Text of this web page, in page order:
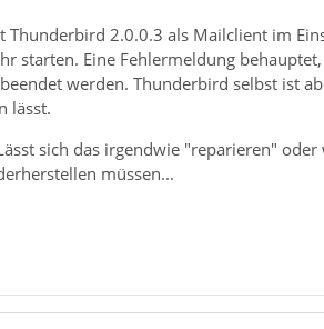
2.0.0.3 als Mailclient im
starten. Eine Fehlermeldung
werden. Thunderbird selbst ist
lässt.
sich das irgendwie "reparieren"
müssen...